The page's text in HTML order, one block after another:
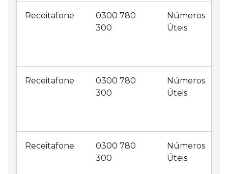
Receitafone
0300 780
300
Números
Úteis
Receitafone
0300 780
300
Números
Úteis
Receitafone
0300 780
300
Números
Úteis